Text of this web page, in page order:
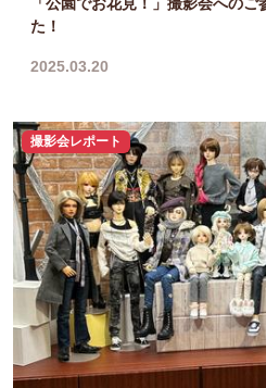
た！
2025.03.20
撮影会レポート